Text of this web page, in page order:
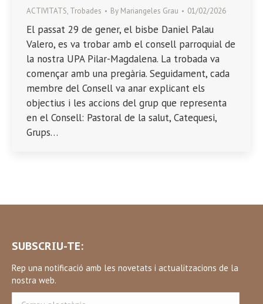
ACTIVITATS, Trobades By Mariangeles Grau 01/02/2026
El passat 29 de gener, el bisbe Daniel Palau
Valero, es va trobar amb el consell parroquial de
la nostra UPA Pilar-Magdalena. La trobada va
començar amb una pregària. Seguidament, cada
membre del Consell va anar explicant els
objectius i les accions del grup que representa
en el Consell: Pastoral de la salut, Catequesi,
Grups…
SUBSCRIU-TE:
Rep una notificació amb les novetats i actualitzacions de la
nostra web.